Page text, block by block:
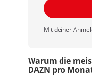
Mit deiner
Warum die
DAZN pro